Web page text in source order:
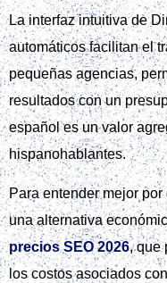
La interfaz intuitiva de
automáticos facilitan el
pequeñas agencias,
resultados con un
español es un valor
hispanohablantes.
Para entender mejor
una alternativa
precios SEO 2026, que
los costos asociados